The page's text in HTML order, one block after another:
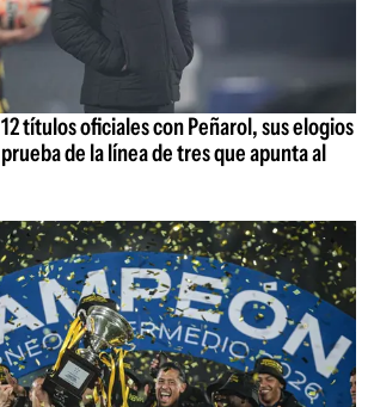
títulos oficiales con Peñarol, sus elogios
de la línea de tres que apunta al